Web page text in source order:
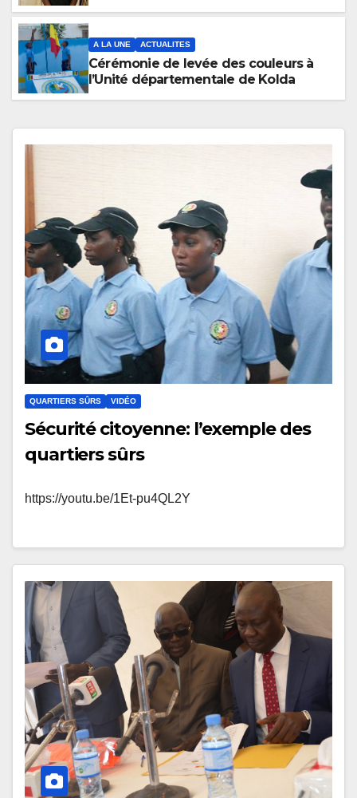
A LA UNE ACTUALITES
Cérémonie de levée des couleurs à
l’Unité départementale de Kolda
QUARTIERS SÛRS VIDÉO
Sécurité citoyenne: l’exemple des
quartiers sûrs
https://youtu.be/1Et-pu4QL2Y